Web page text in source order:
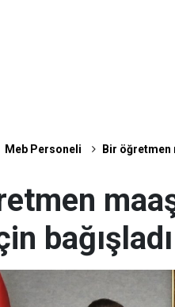
Meb Personeli Bir öğretmen
bağışladı